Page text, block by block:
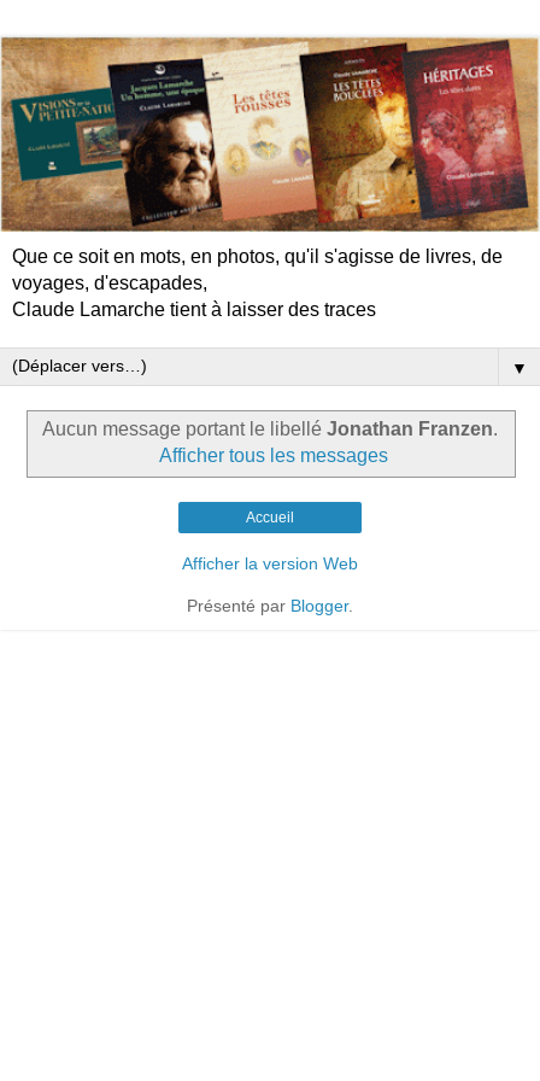
Que ce soit en mots, en photos, qu'il s'agisse de livres, de
voyages, d'escapades,
Claude Lamarche tient à laisser des traces
▼
Aucun message portant le libellé Jonathan Franzen.
Afficher tous les messages
Accueil
Afficher la version Web
Présenté par Blogger.